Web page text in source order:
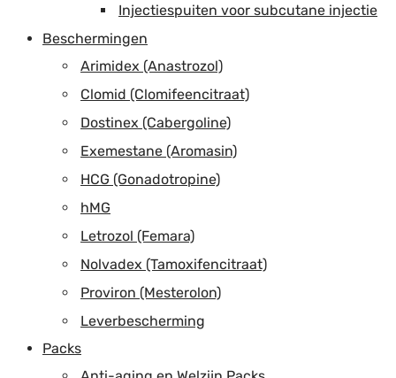
Injectiespuiten voor subcutane injectie
Beschermingen
Arimidex (Anastrozol)
Clomid (Clomifeencitraat)
Dostinex (Cabergoline)
Exemestane (Aromasin)
HCG (Gonadotropine)
hMG
Letrozol (Femara)
Nolvadex (Tamoxifencitraat)
Proviron (Mesterolon)
Leverbescherming
Packs